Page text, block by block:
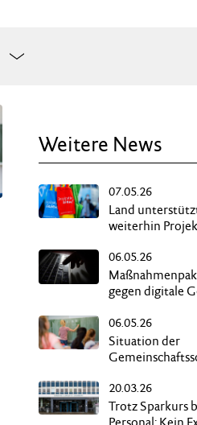
Weitere News
07.05.26
Land
weiterhin
06.05.26
gegen digitale
06.05.26
Situation der
20.03.26
Trotz Sparkurs